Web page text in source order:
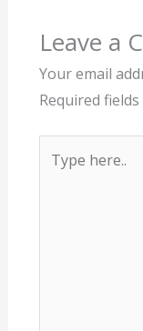
Leave a
Your email
Required
here..